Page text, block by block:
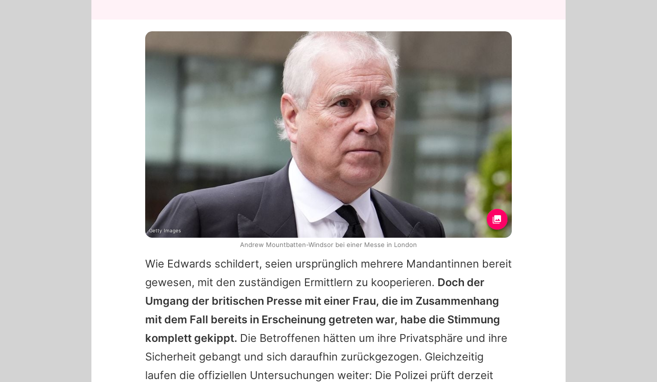
Wie Edwards schildert, seien ursprünglich mehrere Mandantinnen bereit
gewesen, mit den zuständigen Ermittlern zu kooperieren. Doch der
Umgang der britischen Presse mit einer Frau, die im Zusammenhang
mit dem Fall bereits in Erscheinung getreten war, habe die Stimmung
komplett gekippt. Die Betroffenen hätten um ihre Privatsphäre und ihre
Sicherheit gebangt und sich daraufhin zurückgezogen. Gleichzeitig
laufen die offiziellen Untersuchungen weiter: Die Polizei prüft derzeit
Getty Images
Andrew Mountbatten-Windsor bei einer Messe in London